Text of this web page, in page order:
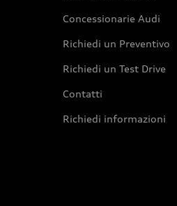
Concessionarie Audi
Richiedi un Preventivo
Richiedi un Test Drive
Contatti
Richiedi informazioni